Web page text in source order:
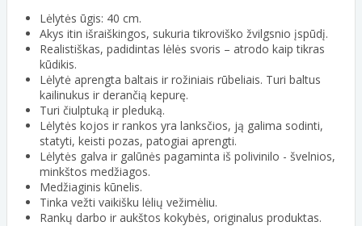
Lėlytės ūgis: 40 cm.
Akys itin išraiškingos, sukuria tikroviško žvilgsnio įspūdį.
Realistiškas, padidintas lėlės svoris – atrodo kaip tikras
kūdikis.
Lėlytė aprengta baltais ir rožiniais rūbeliais. Turi baltus
kailinukus ir derančią kepurę.
Turi čiulptuką ir pleduką.
Lėlytės kojos ir rankos yra lanksčios, ją galima sodinti,
statyti, keisti pozas, patogiai aprengti.
Lėlytės galva ir galūnės pagaminta iš polivinilo - švelnios,
minkštos medžiagos.
Medžiaginis kūnelis.
Tinka vežti vaikišku lėlių vežimėliu.
Rankų darbo ir aukštos kokybės, originalus produktas.